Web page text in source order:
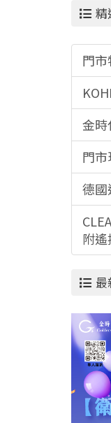
精
門
金時
門
德國
附
最